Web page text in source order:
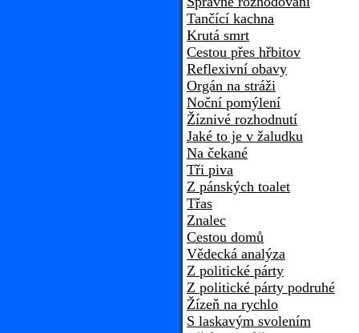
Tančící kachna
Krutá smrt
Cestou přes hřbitov
Reflexivní obavy
Orgán na stráži
Noční pomýlení
Žíznivé rozhodnutí
Jaké to je v žaludku
Na čekané
Tři piva
Z pánských toalet
Třas
Znalec
Cestou domů
Vědecká analýza
Z politické párty
Z politické párty podruhé
Žízeň na rychlo
S laskavým svolením